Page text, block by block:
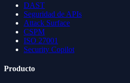
DAST
Seguridad de APIs
Attack Surface
CSPM
ISO 27001
Security Copilot
Producto